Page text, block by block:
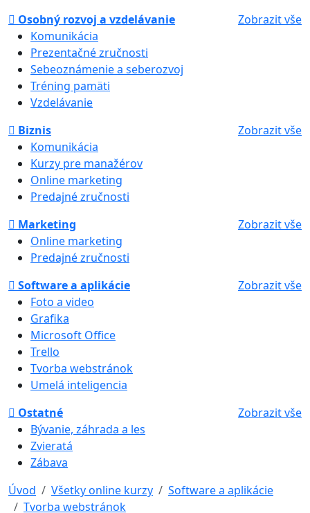
Osobný rozvoj a vzdelávanie
Zobrazit vše
Komunikácia
Prezentačné zručnosti
Sebeoznámenie a seberozvoj
Tréning pamäti
Vzdelávanie
Biznis
Zobrazit vše
Komunikácia
Kurzy pre manažérov
Online marketing
Predajné zručnosti
Marketing
Zobrazit vše
Online marketing
Predajné zručnosti
Software a aplikácie
Zobrazit vše
Foto a video
Grafika
Microsoft Office
Trello
Tvorba webstránok
Umelá inteligencia
Ostatné
Zobrazit vše
Bývanie, záhrada a les
Zvieratá
Zábava
Úvod
Všetky online kurzy
Software a aplikácie
Tvorba webstránok